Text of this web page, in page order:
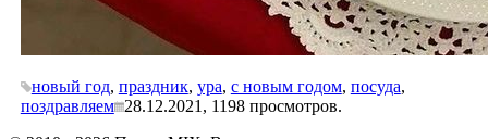
новый год, праздник, ура, с новым годом, посуда,
поздравляем 28.12.2021, 1198просмотров.